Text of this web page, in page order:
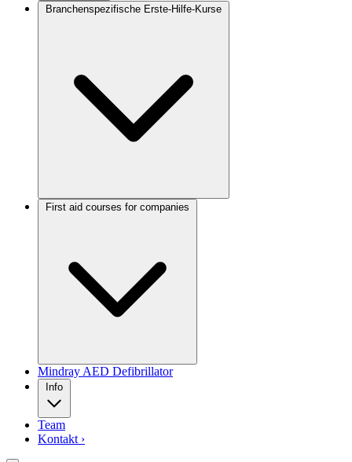
Branchenspezifische Erste-Hilfe-Kurse
First aid courses for companies
Mindray AED Defibrillator
Info
Team
Kontakt ›